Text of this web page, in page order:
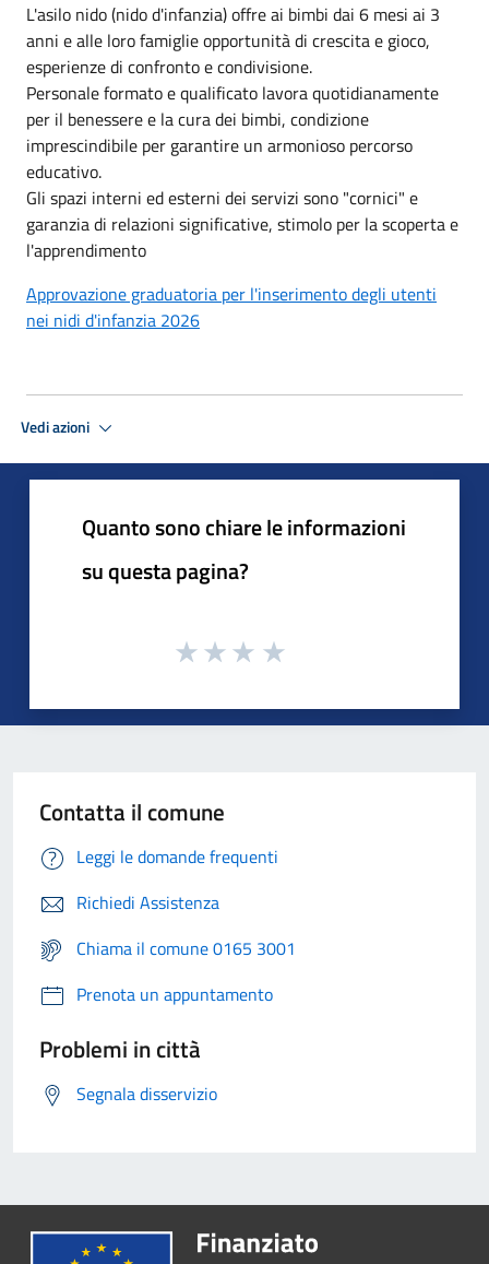
L'asilo nido (nido d'infanzia) offre ai bimbi dai 6 mesi ai 3
anni e alle loro famiglie opportunità di crescita e gioco,
esperienze di confronto e condivisione.
Personale formato e qualificato lavora quotidianamente
per il benessere e la cura dei bimbi, condizione
imprescindibile per garantire un armonioso percorso
educativo.
Gli spazi interni ed esterni dei servizi sono "cornici" e
garanzia di relazioni significative, stimolo per la scoperta e
l'apprendimento
Approvazione graduatoria per l'inserimento degli utenti
nei nidi d'infanzia 2026
Vedi azioni
Quanto sono chiare le informazioni
su questa pagina?
Contatta il comune
Leggi le domande frequenti
Richiedi Assistenza
Chiama il comune 0165 3001
Prenota un appuntamento
Problemi in città
Segnala disservizio